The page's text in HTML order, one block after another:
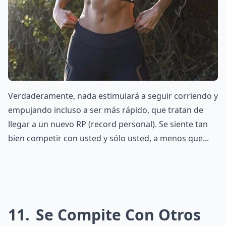
Verdaderamente, nada estimulará a seguir corriendo y
empujando incluso a ser más rápido, que tratan de
llegar a un nuevo RP (record personal). Se siente tan
bien competir con usted y sólo usted, a menos que...
11 Se Compite Con Otros